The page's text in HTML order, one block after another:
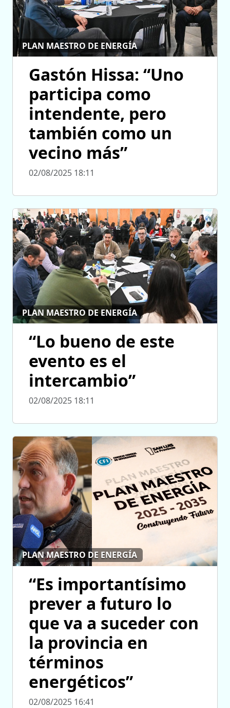
PLAN MAESTRO DE ENERGÍA
Gastón Hissa: “Uno
participa como
intendente, pero
también como un
vecino más”
02/08/2025 18:11
PLAN MAESTRO DE ENERGÍA
“Lo bueno de este
evento es el
intercambio”
02/08/2025 18:11
PLAN MAESTRO DE ENERGÍA
“Es importantísimo
prever a futuro lo
que va a suceder con
la provincia en
términos
energéticos”
02/08/2025 16:41